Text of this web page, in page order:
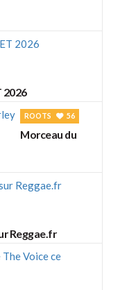
2026
ROOTS 56
Morceau du
Reggae.fr